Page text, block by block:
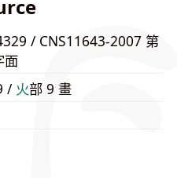
/ CNS11643-2007 第
面
/ ⽕部 9 畫